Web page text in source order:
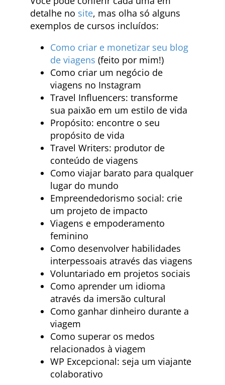
detalhe no site, mas olha só alguns
exemplos de cursos incluídos:
Como criar e monetizar seu blog
de viagens (feito por mim!)
Como criar um negócio de
viagens no Instagram
Travel Influencers: transforme
sua paixão em um estilo de vida
Propósito: encontre o seu
propósito de vida
Travel Writers: produtor de
conteúdo de viagens
Como viajar barato para qualquer
lugar do mundo
Empreendedorismo social: crie
um projeto de impacto
Viagens e empoderamento
feminino
Como desenvolver habilidades
interpessoais através das viagens
Voluntariado em projetos sociais
Como aprender um idioma
através da imersão cultural
Como ganhar dinheiro durante a
viagem
Como superar os medos
relacionados à viagem
WP Excepcional: seja um viajante
colaborativo